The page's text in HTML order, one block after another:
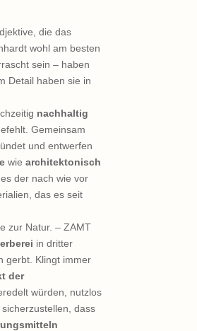
die das
wohl am besten
sein – haben
Detail haben sie in
nachhaltig
Gemeinsam
und entwerfen
wie architektonisch
der nach wie vor
das es seit
zur Natur. – ZAMT
in dritter
gerbt. Klingt immer
der
würden, nutzlos
dass